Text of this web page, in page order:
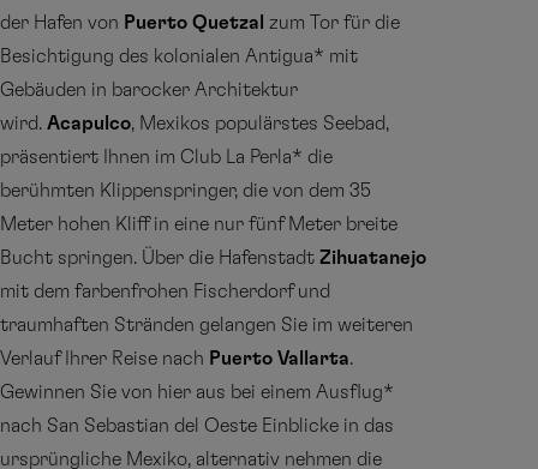
der Hafen von Puerto Quetzal
zum Tor für die
Besichtigung des kolonialen Antigua* mit
Gebäuden in barocker Architektur
wird. Acapulco, Mexikos populärstes Seebad,
präsentiert Ihnen im Club La Perla* die
berühmten Klippenspringer, die von dem 35
Meter hohen Kliff in eine nur fünf Meter breite
Bucht springen. Über die Hafenstadt Zihuatanejo
mit dem farbenfrohen Fischerdorf und
traumhaften Stränden gelangen Sie im weiteren
Verlauf Ihrer Reise nach Puerto Vallarta.
Gewinnen Sie von hier aus bei einem Ausflug*
nach San Sebastian del Oeste Einblicke in das
ursprüngliche Mexiko, alternativ nehmen die